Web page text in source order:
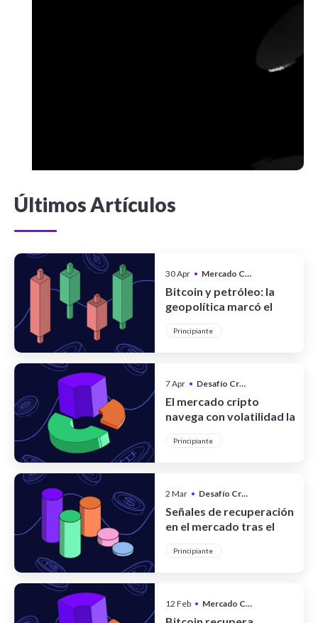
Últimos Artículos
30 Apr • Mercado Cripto
Bitcoin y petróleo: la
geopolítica marcó el
en abril
Principiante
7 Apr • Desafío Cripto
El mercado cripto
navega con volatilidad la
Principiante
2 Mar • Desafío Cripto
Señales de recuperación
en el mercado tras el
Principiante
12 Feb • Mercado Cripto